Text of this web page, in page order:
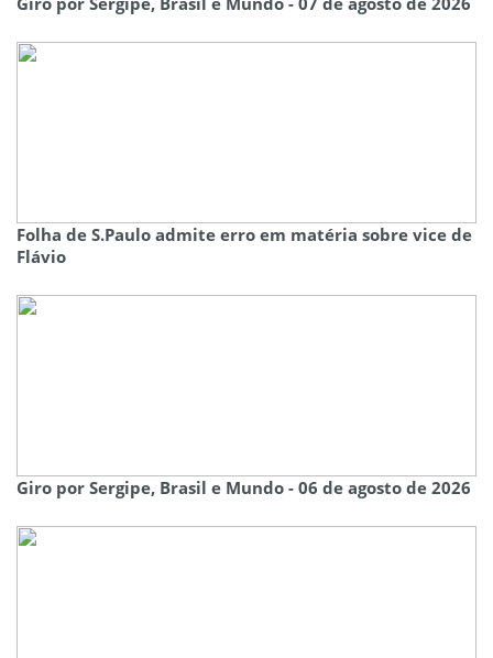
Folha de S.Paulo admite erro em matéria sobre vice de
Flávio
Giro por Sergipe, Brasil e Mundo - 06 de agosto de 2026